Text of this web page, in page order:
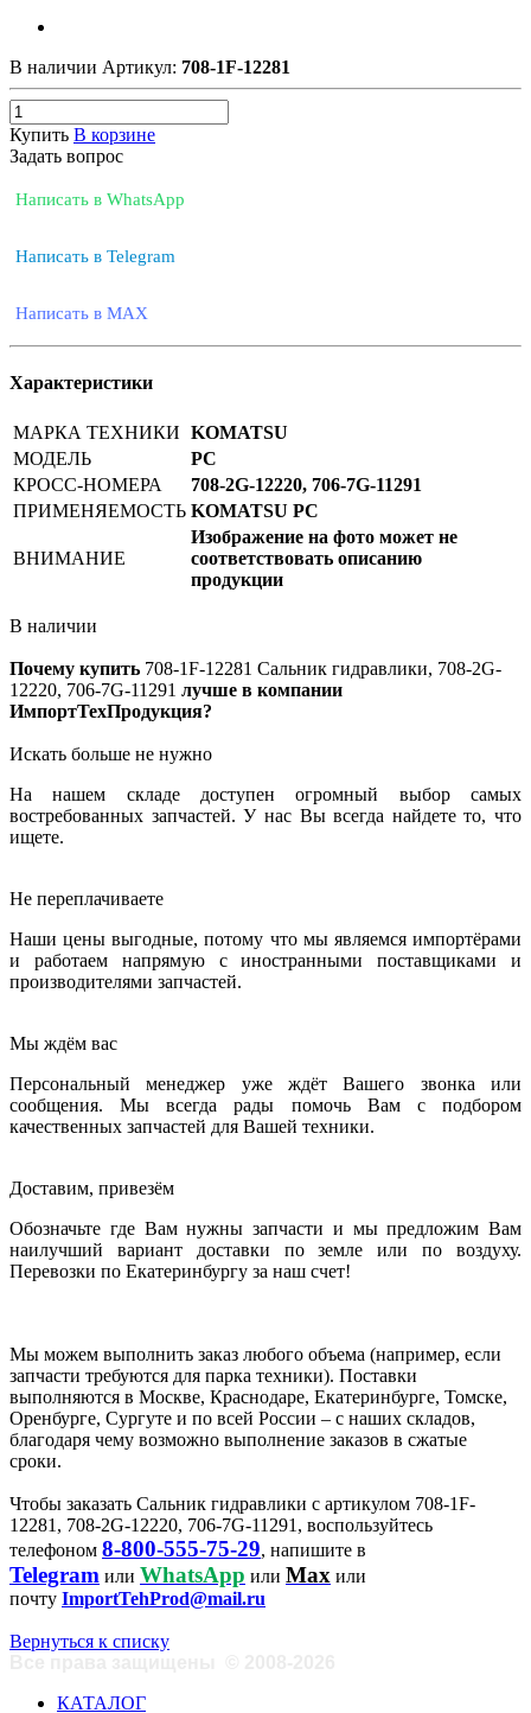
В наличии Артикул: 708-1F-12281
Купить В корзине
Задать вопрос
Написать в WhatsApp
Написать в Telegram
Написать в MAX
Характеристики
МАРКА ТЕХНИКИ KOMATSU
МОДЕЛЬ
PC
КРОСС-НОМЕРА
708-2G-12220, 706-7G-11291
ПРИМЕНЯЕМОСТЬ KOMATSU PC
ВНИМАНИЕ
Изображение на фото может не
соответствовать описанию
продукции
В наличии
Почему купить 708-1F-12281 Сальник гидравлики, 708-2G-
12220, 706-7G-11291 лучше в компании
ИмпортТехПродукция?
Искать больше не нужно
На нашем складе доступен огромный выбор самых
востребованных запчастей. У нас Вы всегда найдете то, что
ищете.
Не переплачиваете
Наши цены выгодные, потому что мы являемся импортёрами
и работаем напрямую с иностранными поставщиками и
производителями запчастей.
Мы ждём вас
Персональный менеджер уже ждёт Вашего звонка или
сообщения. Мы всегда рады помочь Вам с подбором
качественных запчастей для Вашей техники.
Доставим, привезём
Обозначьте где Вам нужны запчасти и мы предложим Вам
наилучший вариант доставки по земле или по воздуху.
Перевозки по Екатеринбургу за наш счет!
Мы можем выполнить заказ любого объема (например, если
запчасти требуются для парка техники). Поставки
выполняются в Москве, Краснодаре, Екатеринбурге, Томске,
Оренбурге, Сургуте и по всей России – с наших складов,
благодаря чему возможно выполнение заказов в сжатые
сроки.
Чтобы заказать Сальник гидравлики с артикулом 708-1F-
12281, 708-2G-12220, 706-7G-11291, воспользуйтесь
телефоном 8-800-555-75-29, напишите в
Telegram или WhatsApp или Max или
почту ImportTehProd@mail.ru
Вернуться к списку
КАТАЛОГ